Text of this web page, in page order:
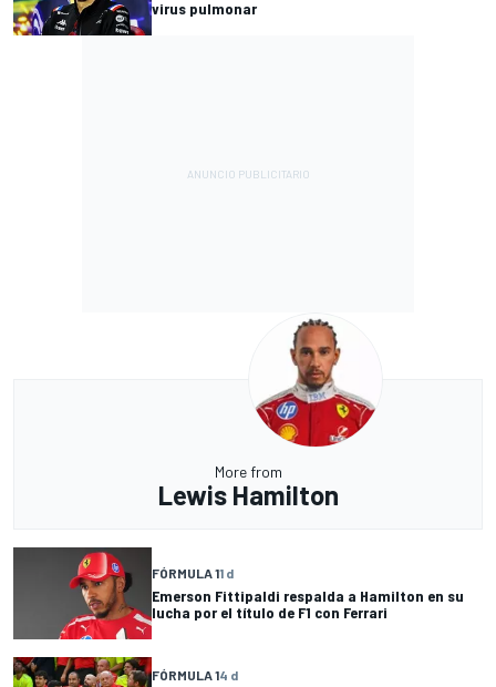
virus pulmonar
More from
Lewis Hamilton
FÓRMULA 11 d
Emerson Fittipaldi respalda a Hamilton en su
lucha por el título de F1 con Ferrari
FÓRMULA 14 d